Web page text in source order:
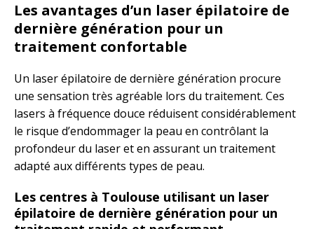
Les avantages d’un laser épilatoire de
dernière génération pour un
traitement confortable
Un laser épilatoire de dernière génération procure
une sensation très agréable lors du traitement. Ces
lasers à fréquence douce réduisent considérablement
le risque d’endommager la peau en contrôlant la
profondeur du laser et en assurant un traitement
adapté aux différents types de peau.
Les centres à Toulouse utilisant un laser
épilatoire de dernière génération pour un